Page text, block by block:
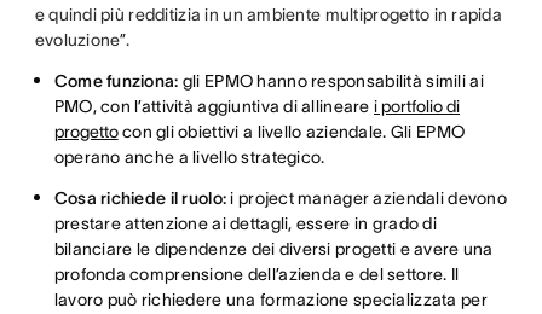
e quindi più redditizia in un ambiente multiprogetto in rapida
evoluzione”.
Come funziona: gli EPMO hanno responsabilità simili ai
PMO, con l’attività aggiuntiva di allineare i portfolio di
progettocon gli obiettivi a livello aziendale. Gli EPMO
operano anche a livello strategico.
Cosa richiede il ruolo:i project manager aziendali devono
prestare attenzione ai dettagli, essere in grado di
bilanciare le dipendenze dei diversi progetti e avere una
profonda comprensione dell’azienda e del settore. Il
lavoro può richiedere una formazione specializzata per